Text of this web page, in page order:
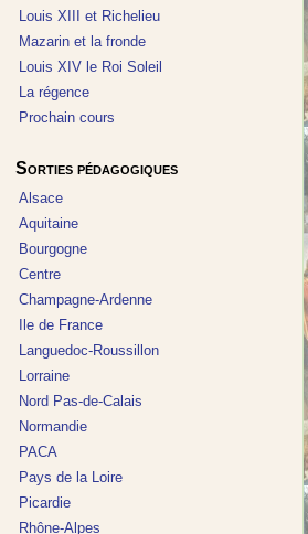
Louis XIII et Richelieu
Mazarin et la fronde
Louis XIV le Roi Soleil
La régence
Prochain cours
Sorties pédagogiques
Alsace
Aquitaine
Bourgogne
Centre
Champagne-Ardenne
Ile de France
Languedoc-Roussillon
Lorraine
Nord Pas-de-Calais
Normandie
PACA
Pays de la Loire
Picardie
Rhône-Alpes